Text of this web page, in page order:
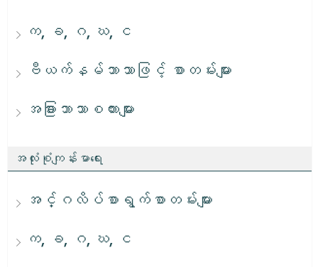
က, ခ, ဂ, ဃ, င
ဗီယက်နမ်ဘာသာဖြင့် စာတမ်းများ
အခြားဘာသာစကားများ
အလုံးစုံကျန်းမာရေး
အင်္ဂလိပ်စာရွက်စာတမ်းများ
က, ခ, ဂ, ဃ, င